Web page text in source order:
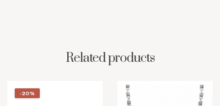
Related products
-20%